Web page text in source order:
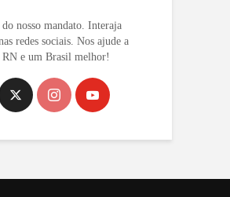
nosso mandato. Interaja
redes sociais. Nos ajude a
e um Brasil melhor!